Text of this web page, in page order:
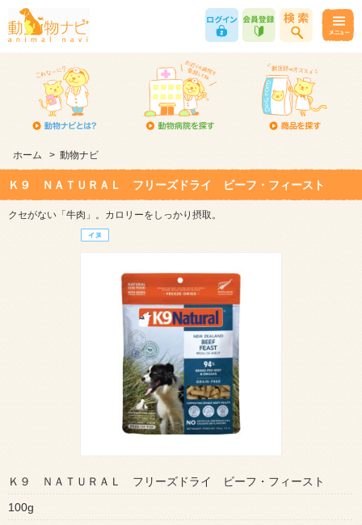
ホーム > 動物ナビ
Ｋ９ ＮＡＴＵＲＡＬ フリーズドライ ビーフ・フィースト
クセがない「牛肉」。カロリーをしっかり摂取。
Ｋ９ ＮＡＴＵＲＡＬ フリーズドライ ビーフ・フィースト
100g